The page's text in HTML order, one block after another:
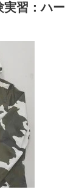
実習：ハー